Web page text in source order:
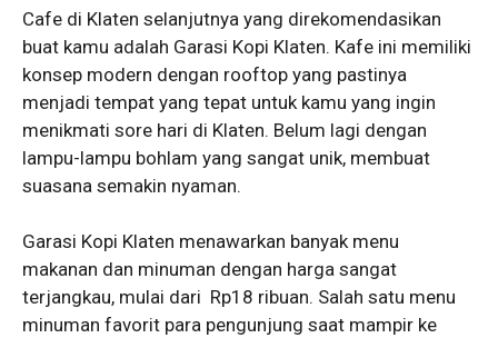
Cafe di Klaten selanjutnya yang direkomendasikan
buat kamu adalah Garasi Kopi Klaten. Kafe ini memiliki
konsep modern dengan rooftop yang pastinya
menjadi tempat yang tepat untuk kamu yang ingin
menikmati sore hari di Klaten. Belum lagi dengan
lampu-lampu bohlam yang sangat unik, membuat
suasana semakin nyaman.
Garasi Kopi Klaten menawarkan banyak menu
makanan dan minuman dengan harga sangat
terjangkau, mulai dari Rp18 ribuan. Salah satu menu
minuman favorit para pengunjung saat mampir ke